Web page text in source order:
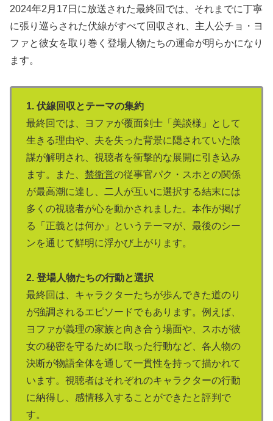
2024年2月17日に放送された最終回では、それまでに丁寧
に張り巡らされた伏線がすべて回収され、主人公チョ・ヨ
ファと彼女を取り巻く登場人物たちの運命が明らかになり
ます。
1. 伏線回収とテーマの集約
最終回では、ヨファが覆面剣士「美談様」として
生きる理由や、夫を失った背景に隠されていた陰
謀が解明され、視聴者を衝撃的な展開に引き込み
ます。また、 禁衛営の従事官パク・スホとの関係
が最高潮に達し、二人が互いに選択する結末には
多くの視聴者が心を動かされました。本作が掲げ
る「正義とは何か」というテーマが、最後のシー
ンを通じて鮮明に浮かび上がります。
2. 登場人物たちの行動と選択
最終回は、キャラクターたちが歩んできた道のり
が強調されるエピソードでもあります。例えば、
ヨファが義理の家族と向き合う場面や、スホが彼
女の秘密を守るために取った行動など、各人物の
決断が物語全体を通して一貫性を持って描かれて
います。視聴者はそれぞれのキャラクターの行動
に納得し、感情移入することができたと評判で
す。